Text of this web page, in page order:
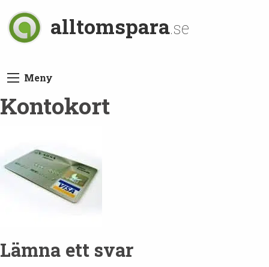
alltomspara.se
Meny
Kontokort
Lämna ett svar